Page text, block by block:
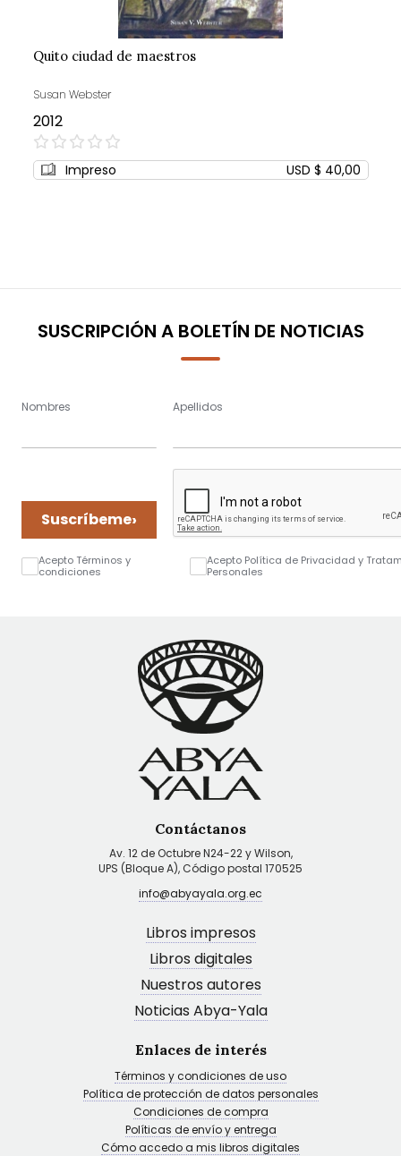
Quito ciudad de maestros
Susan Webster
2012
0%
Impreso USD $ 40,00
SUSCRIPCIÓN A BOLETÍN DE NOTICIAS
Nombres Apellidos
Suscríbeme›
Acepto Términos y
condiciones
Acepto Política de Privacidad y
Personales
Contáctanos
Av. 12 de Octubre N24-22 y Wilson,
UPS (Bloque A), Código postal 170525
info@abyayala.org.ec
Libros impresos
Libros digitales
Nuestros autores
Noticias Abya-Yala
Enlaces de interés
Términos y condiciones de uso
Política de protección de datos personales
Condiciones de compra
Políticas de envío y entrega
Cómo accedo a mis libros digitales